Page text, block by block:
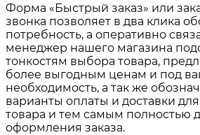
Форма «Быстрый заказ» или
звонка позволяет в два клика
потребность, а оперативно
менеджер нашего магазина
тонкостям выбора товара,
более выгодным ценам и под
необходимость, а так же
варианты оплаты и доставки
товара и тем самым полностью
оформления заказа.